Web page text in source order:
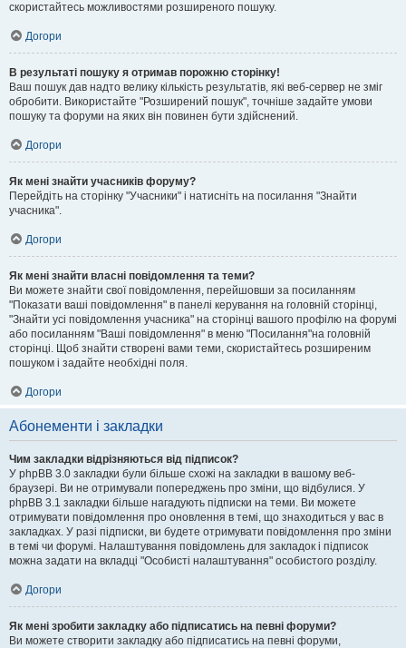
скористайтесь можливостями розширеного пошуку.
Догори
В результаті пошуку я отримав порожню сторінку!
Ваш пошук дав надто велику кількість результатів, які веб-сервер не зміг
обробити. Використайте "Розширений пошук", точніше задайте умови
пошуку та форуми на яких він повинен бути здійснений.
Догори
Як мені знайти учасників форуму?
Перейдіть на сторінку "Учасники" і натисніть на посилання "Знайти
учасника".
Догори
Як мені знайти власні повідомлення та теми?
Ви можете знайти свої повідомлення, перейшовши за посиланням
"Показати ваші повідомлення" в панелі керування на головній сторінці,
"Знайти усі повідомлення учасника" на сторінці вашого профілю на форумі
або посиланням "Ваші повідомлення" в меню "Посилання"на головній
сторінці. Щоб знайти створені вами теми, скористайтесь розширеним
пошуком і задайте необхідні поля.
Догори
Абонементи і закладки
Чим закладки відрізняються від підписок?
У phpBB 3.0 закладки були більше схожі на закладки в вашому веб-
браузері. Ви не отримували попереджень про зміни, що відбулися. У
phpBB 3.1 закладки більше нагадують підписки на теми. Ви можете
отримувати повідомлення про оновлення в темі, що знаходиться у вас в
закладках. У разі підписки, ви будете отримувати повідомлення про зміни
в темі чи форумі. Налаштування повідомлень для закладок і підписок
можна задати на вкладці "Особисті налаштування" особистого розділу.
Догори
Як мені зробити закладку або підписатись на певні форуми?
Ви можете створити закладку або підписатись на певні форуми,